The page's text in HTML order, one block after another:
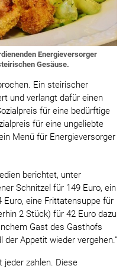
Energieversorger
Gesäuse.
Ein steirischer
und verlangt dafür einen
für eine bedürftige
für eine ungeliebte
Menü für Energieversorger
berichtet, unter
Schnitzel für 149 Euro, ein
eine Frittatensuppe für
2 Stück) für 42 Euro dazu
Gast des Gasthofs
Appetit wieder vergehen.“
jeder zahlen. Diese